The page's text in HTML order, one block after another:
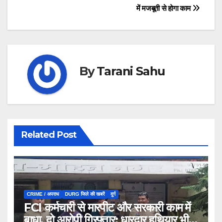
में मजबूती से होगा काम
ByTarani Sahu
Related Post
CRIME / अपराध DURG जिले की खबरें दुर्ग
FCI कर्मचारी से मारपीट और सरकारी काम में